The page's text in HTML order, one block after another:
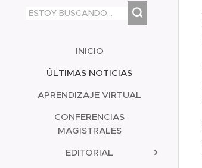
INICIO
ÚLTIMAS NOTICIAS
APRENDIZAJE VIRTUAL
CONFERENCIAS
MAGISTRALES
EDITORIAL